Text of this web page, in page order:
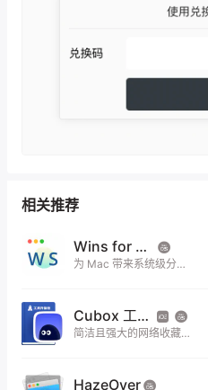
相关推荐
Wins for Mac
为 Mac 带来系统级分屏
Cubox 工具升值包
简洁且强大的网络收藏
HazeOver